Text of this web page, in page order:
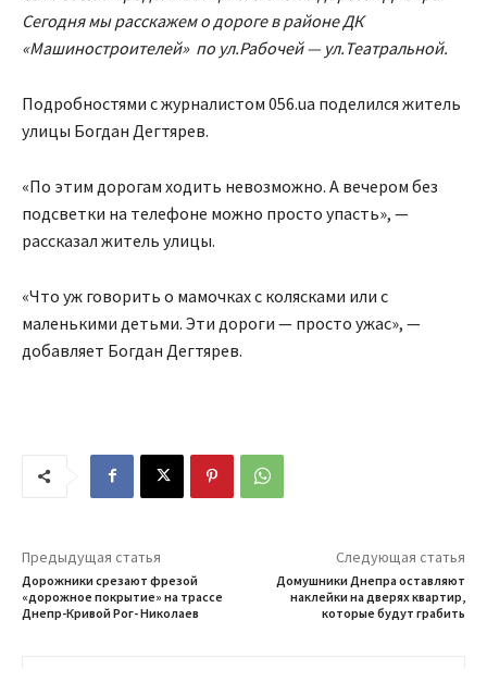
Сегодня мы расскажем о дороге в районе ДК
«Машиностроителей» по ул.Рабочей — ул.Театральной.
Подробностями с журналистом 056.ua поделился житель
улицы Богдан Дегтярев.
«По этим дорогам ходить невозможно. А вечером без
подсветки на телефоне можно просто упасть», —
рассказал житель улицы.
«Что уж говорить о мамочках с колясками или с
маленькими детьми. Эти дороги — просто ужас», —
добавляет Богдан Дегтярев.
Предыдущая статья
Дорожники срезают фрезой
«дорожное покрытие» на трассе
Днепр-Кривой Рог- Николаев
Следующая статья
Домушники Днепра оставляют
наклейки на дверях квартир,
которые будут грабить